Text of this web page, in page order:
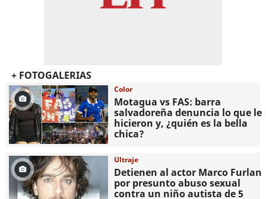
+ FOTOGALERIAS
Color
Motagua vs FAS: barra
salvadoreña denuncia lo que le
hicieron y, ¿quién es la bella
chica?
Ultraje
Detienen al actor Marco Furlan
por presunto abuso sexual
contra un niño autista de 5